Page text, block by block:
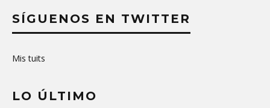
SÍGUENOS EN TWITTER
Mis tuits
LO ÚLTIMO